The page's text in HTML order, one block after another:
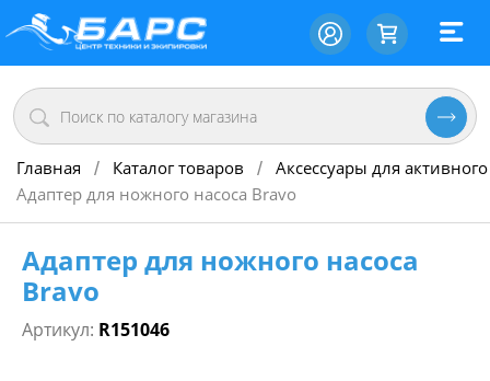
Главная / Каталог товаров / Аксессуары для
Адаптер для ножного насоса Bravo
Адаптер для ножного насоса
Bravo
Артикул: R151046